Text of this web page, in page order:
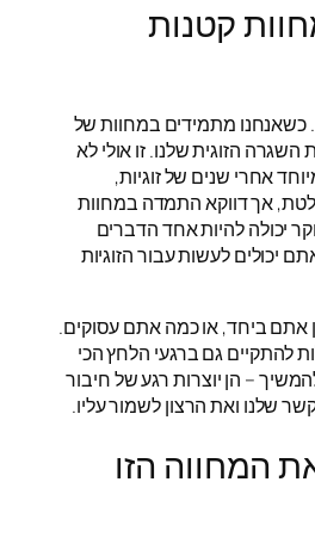
קטנות
מתמידים במחוות של
הזוגית שלנו. זו אולי לא
אחרי שנים של זוגיות,
אך דווקא התמדה במחוות
יכולה להיות אחד הדברים
יכולים לעשות עבור הזוגיות
אתם ביחד, או כמה אתם עסוקים.
להתקיים גם ברגעי הלחץ הכי
– הן יוצרות רגע של חיבור
שלנו ואת הרצון לשמור עליו.
המחווה הזו